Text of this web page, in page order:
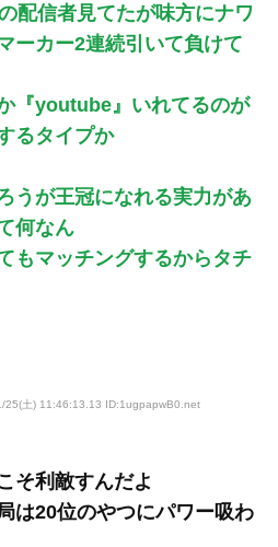
配信者見てたが味方にナワ
ーカー2連続引いて負けて
『youtube』いれてるのが
るタイプか
うが王冠になれる実力があ
何なん
もマッチングするからタチ
25(土) 11:46:13.13 ID:1ugpapwB0 .net
そ利敵すんだよ
は20位のやつにパワー吸わ